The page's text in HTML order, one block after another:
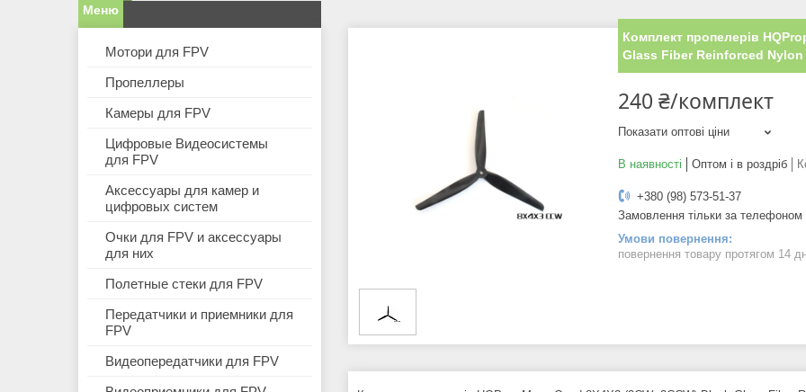
Комплект пропелерів
Glass Fiber Reinforced Nylon
240 ₴/комплект
Показати оптові ціни
В наявності Оптом і в роздріб
+380 (98) 573-51-37
Замовлення тільки за телефоном
повернення товару протягом 14
Мотори для FPV
Пропеллеры
Камеры для FPV
Цифровые Видеосистемы
для FPV
Аксессуары для камер и
цифровых систем
Очки для FPV и аксессуары
для них
Полетные стеки для FPV
Передатчики и приемники для
FPV
Видеопередатчики для FPV